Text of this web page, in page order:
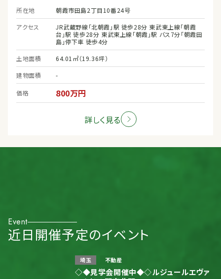
所在地
朝霞市田島2丁目10番24号
アクセス
JR武蔵野線「北朝霞」駅 徒歩28分 東武東上線「朝霞
台」駅 徒歩28分 東武東上線「朝霞」駅 バス7分「朝霞田
島」停下車 徒歩4分
土地面積
64.01㎡（19.36坪）
建物面積
-
価格 800万円
詳しく見る
Event
近日開催予定のイベント
埼玉 不動産
◇◆見学会開催中◆◇ルジュールエヴァ